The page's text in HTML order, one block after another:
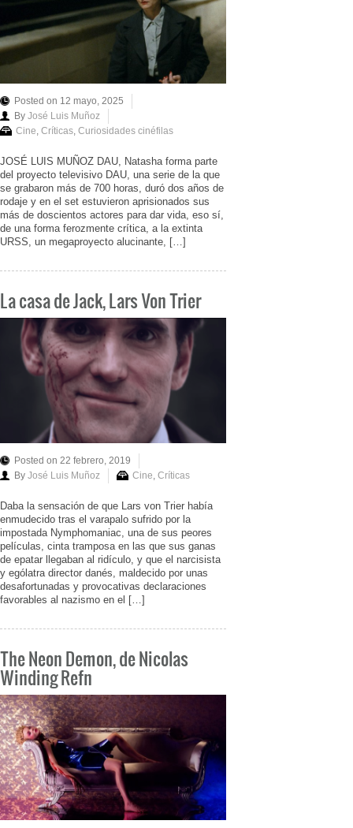
Posted on 12 mayo, 2025
By José Luis Muñoz
Cine Críticas Curiosidades cinéfilas
JOSÉ LUIS MUÑOZ DAU, Natasha forma parte
del proyecto televisivo DAU, una serie de la que
se grabaron más de 700 horas, duró dos años de
rodaje y en el set estuvieron aprisionados sus
más de doscientos actores para dar vida, eso sí,
de una forma ferozmente crítica, a la extinta
URSS, un megaproyecto alucinante, […]
La casa de Jack, Lars Von Trier
Posted on 22 febrero, 2019
By José Luis Muñoz Cine, Críticas
Daba la sensación de que Lars von Trier había
enmudecido tras el varapalo sufrido por la
impostada Nymphomaniac, una de sus peores
películas, cinta tramposa en las que sus ganas
de epatar llegaban al ridículo, y que el narcisista
y ególatra director danés, maldecido por unas
desafortunadas y provocativas declaraciones
favorables al nazismo en el […]
The Neon Demon, de Nicolas
Winding Refn